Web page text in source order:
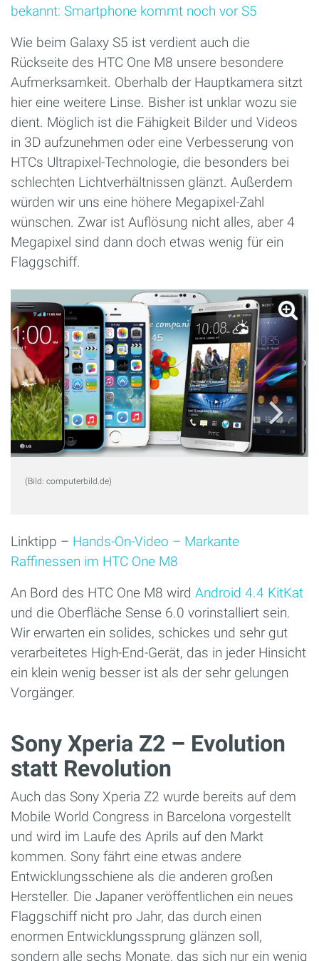
bekannt: Smartphone kommt noch vor S5
Wie beim Galaxy S5 ist verdient auch die
Rückseite des HTC One M8 unsere besondere
Aufmerksamkeit. Oberhalb der Hauptkamera sitzt
hier eine weitere Linse. Bisher ist unklar wozu sie
dient. Möglich ist die Fähigkeit Bilder und Videos
in 3D aufzunehmen oder eine Verbesserung von
HTCs Ultrapixel-Technologie, die besonders bei
schlechten Lichtverhältnissen glänzt. Außerdem
würden wir uns eine höhere Megapixel-Zahl
wünschen. Zwar ist Auflösung nicht alles, aber 4
Megapixel sind dann doch etwas wenig für ein
Flaggschiff.
(Bild: computerbild.de)
Linktipp – Hands-On-Video – Markante
Raffinessen im HTC One M8
An Bord des HTC One M8 wird Android 4.4 KitKat
und die Oberfläche Sense 6.0 vorinstalliert sein.
Wir erwarten ein solides, schickes und sehr gut
verarbeitetes High-End-Gerät, das in jeder Hinsicht
ein klein wenig besser ist als der sehr gelungen
Vorgänger.
Sony Xperia Z2 – Evolution
statt Revolution
Auch das Sony Xperia Z2 wurde bereits auf dem
Mobile World Congress in Barcelona vorgestellt
und wird im Laufe des Aprils auf den Markt
kommen. Sony fährt eine etwas andere
Entwicklungsschiene als die anderen großen
Hersteller. Die Japaner veröffentlichen ein neues
Flaggschiff nicht pro Jahr, das durch einen
enormen Entwicklungssprung glänzen soll,
sondern alle sechs Monate, das sich nur ein wenig